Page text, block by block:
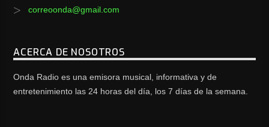
correoonda@gmail.com
ACERCA DE NOSOTROS
Onda Radio es una emisora musical, informativa y de
entretenimiento las 24 horas del día, los 7 días de la semana.